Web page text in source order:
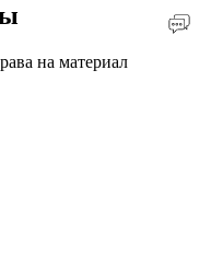
на материал